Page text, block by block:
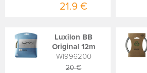
21.9 €
Luxilon BB
Original 12m
WI996200
20 €